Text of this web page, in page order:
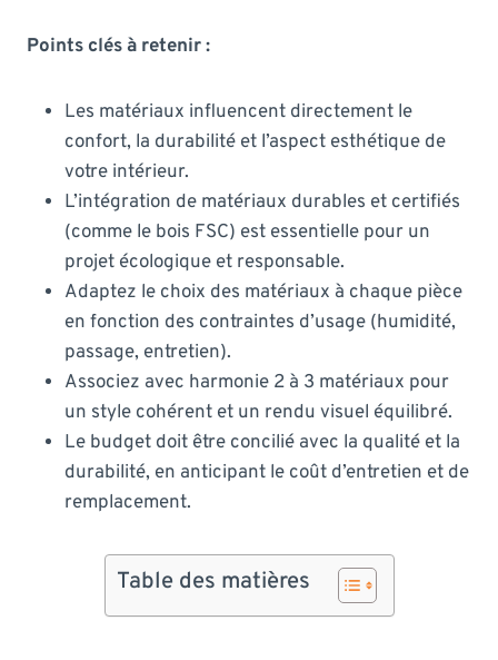
Points clés à retenir :
Les matériaux influencent directement le
confort, la durabilité et l’aspect esthétique de
votre intérieur.
L’intégration de matériaux durables et certifiés
(comme le bois FSC) est essentielle pour un
projet écologique et responsable.
Adaptez le choix des matériaux à chaque pièce
en fonction des contraintes d’usage (humidité,
passage, entretien).
Associez avec harmonie 2 à 3 matériaux pour
un style cohérent et un rendu visuel équilibré.
Le budget doit être concilié avec la qualité et la
durabilité, en anticipant le coût d’entretien et de
remplacement.
Table des matières